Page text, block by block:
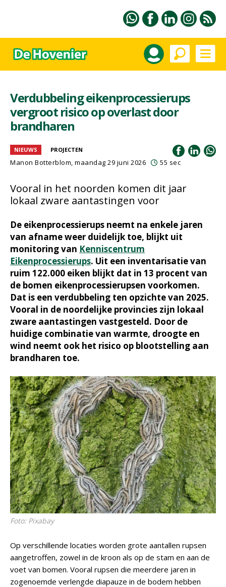
Verdubbeling eikenprocessierups
vergroot risico op overlast door
brandharen
NIEUWS PROJECTEN
Manon Botterblom, maandag 29 juni 2026 55 sec
Vooral in het noorden komen dit jaar
lokaal zware aantastingen voor
De eikenprocessierups neemt na enkele jaren
van afname weer duidelijk toe, blijkt uit
monitoring van Kenniscentrum
Eikenprocessierups. Uit een inventarisatie van
ruim 122.000 eiken blijkt dat in 13 procent van
de bomen eikenprocessierupsen voorkomen.
Dat is een verdubbeling ten opzichte van 2025.
Vooral in de noordelijke provincies zijn lokaal
zware aantastingen vastgesteld. Door de
huidige combinatie van warmte, droogte en
wind neemt ook het risico op blootstelling aan
brandharen toe.
Foto: Pixabay
Op verschillende locaties worden grote aantallen rupsen
aangetroffen, zowel in de kroon als op de stam en aan de
voet van bomen. Vooral rupsen die meerdere jaren in
zogenoemde verlengde diapauze in de bodem hebben